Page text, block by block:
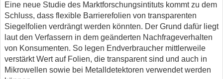
Eine neue Studie des Marktforschungsintituts kommt zu dem
Schluss, dass flexible Barrierefolien von transparenten
Siegelfolien verdrängt werden könnten. Der Grund dafür liegt
laut den Verfassern in dem geänderten Nachfrageverhalten
von Konsumenten. So legen Endverbraucher mittlerweile
verstärkt Wert auf Folien, die transparent sind und auch in
Mikrowellen sowie bei Metalldetektoren verwendet werden